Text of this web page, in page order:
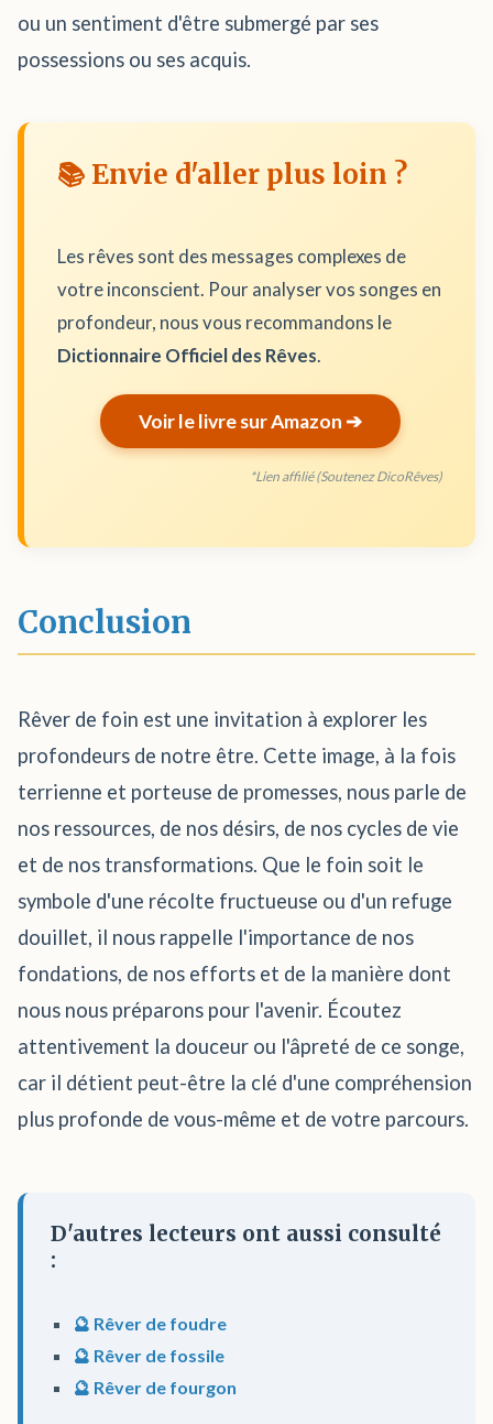
ou un sentiment d'être submergé par ses
possessions ou ses acquis.
📚 Envie d'aller plus loin ?
Les rêves sont des messages complexes de
votre inconscient. Pour analyser vos songes en
profondeur, nous vous recommandons le
Dictionnaire Officiel des Rêves.
Voir le livre sur Amazon ➔
*Lien affilié (Soutenez DicoRêves)
Conclusion
Rêver de foin est une invitation à explorer les
profondeurs de notre être. Cette image, à la fois
terrienne et porteuse de promesses, nous parle de
nos ressources, de nos désirs, de nos cycles de vie
et de nos transformations. Que le foin soit le
symbole d'une récolte fructueuse ou d'un refuge
douillet, il nous rappelle l'importance de nos
fondations, de nos efforts et de la manière dont
nous nous préparons pour l'avenir. Écoutez
attentivement la douceur ou l'âpreté de ce songe,
car il détient peut-être la clé d'une compréhension
plus profonde de vous-même et de votre parcours.
D'autres lecteurs ont aussi consulté
:
🔮 Rêver de foudre
🔮 Rêver de fossile
🔮 Rêver de fourgon